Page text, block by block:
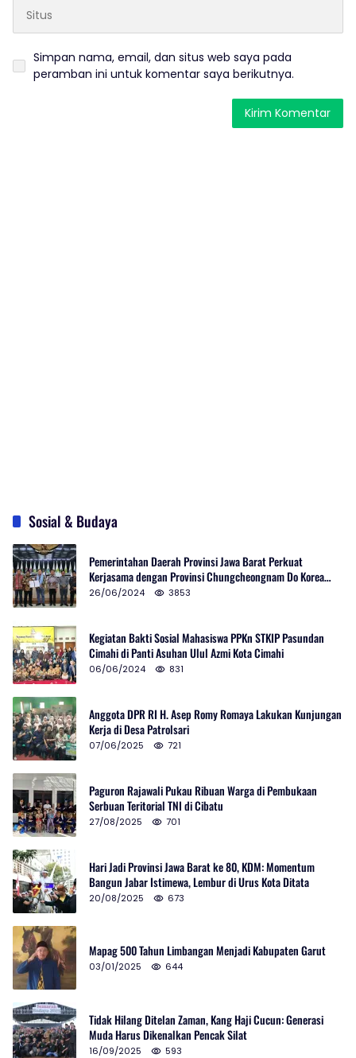
Simpan nama, email, dan situs web saya pada
peramban ini untuk komentar saya berikutnya.
Sosial & Budaya
Pemerintahan Daerah Provinsi Jawa Barat Perkuat
Kerjasama dengan Provinsi Chungcheongnam Do Korea
Selatan
26/06/2024 3853
Kegiatan Bakti Sosial Mahasiswa PPKn STKIP Pasundan
Cimahi di Panti Asuhan Ulul Azmi Kota Cimahi
06/06/2024 831
Anggota DPR RI H. Asep Romy Romaya Lakukan Kunjungan
Kerja di Desa Patrolsari
07/06/2025 721
Paguron Rajawali Pukau Ribuan Warga di Pembukaan
Serbuan Teritorial TNI di Cibatu
27/08/2025 701
Hari Jadi Provinsi Jawa Barat ke 80, KDM: Momentum
Bangun Jabar Istimewa, Lembur di Urus Kota Ditata
20/08/2025 673
Mapag 500 Tahun Limbangan Menjadi Kabupaten Garut
03/01/2025 644
Tidak Hilang Ditelan Zaman, Kang Haji Cucun: Generasi
Muda Harus Dikenalkan Pencak Silat
16/09/2025 593